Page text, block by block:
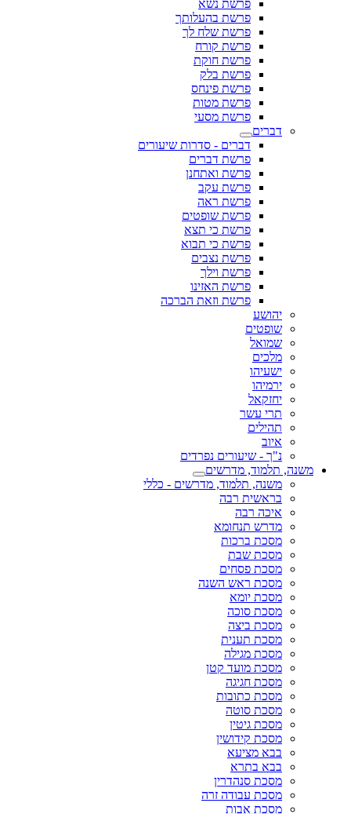
פרשת נשא
פרשת בהעלותך
פרשת שלח לך
פרשת קורח
פרשת חוקת
פרשת בלק
פרשת פינחס
פרשת מטות
פרשת מסעי
דברים
דברים - סדרות שיעורים
פרשת דברים
פרשת ואתחנן
פרשת עקב
פרשת ראה
פרשת שופטים
פרשת כי תצא
פרשת כי תבוא
פרשת נצבים
פרשת וילך
פרשת האזינו
פרשת וזאת הברכה
יהושע
שופטים
שמואל
מלכים
ישעיהו
ירמיהו
יחזקאל
תרי עשר
תהילים
איוב
נ"ך - שיעורים נפרדים
משנה, תלמוד, מדרשים
משנה, תלמוד, מדרשים - כללי
בראשית רבה
איכה רבה
מדרש תנחומא
מסכת ברכות
מסכת שבת
מסכת פסחים
מסכת ראש השנה
מסכת יומא
מסכת סוכה
מסכת ביצה
מסכת תענית
מסכת מגילה
מסכת מועד קטן
מסכת חגיגה
מסכת כתובות
מסכת סוטה
מסכת גיטין
מסכת קידושין
בבא מציעא
בבא בתרא
מסכת סנהדרין
מסכת עבודה זרה
מסכת אבות